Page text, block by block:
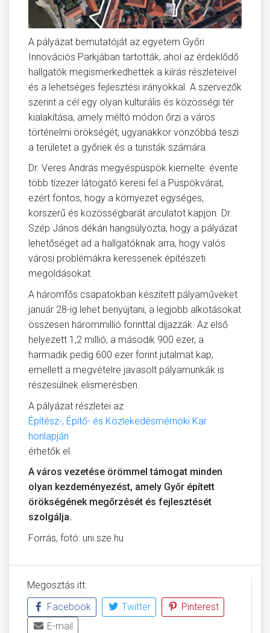
A pályázat bemutatóját az egyetem Győri
Innovációs Parkjában tartották, ahol az érdeklődő
hallgatók megismerkedhettek a kiírás részleteivel
és a lehetséges fejlesztési irányokkal. A szervezők
szerint a cél egy olyan kulturális és közösségi tér
kialakítása, amely méltó módon őrzi a város
történelmi örökségét, ugyanakkor vonzóbbá teszi
a területet a győriek és a turisták számára.
Dr. Veres András megyéspüspök kiemelte: évente
több tízezer látogató keresi fel a Püspökvárat,
ezért fontos, hogy a környezet egységes,
korszerű és közösségbarát arculatot kapjon. Dr.
Szép János dékán hangsúlyozta, hogy a pályázat
lehetőséget ad a hallgatóknak arra, hogy valós
városi problémákra keressenek építészeti
megoldásokat.
A háromfős csapatokban készített pályaműveket
január 28-ig lehet benyújtani, a legjobb alkotásokat
összesen hárommillió forinttal díjazzák. Az első
helyezett 1,2 millió, a második 900 ezer, a
harmadik pedig 600 ezer forint jutalmat kap,
emellett a megvételre javasolt pályamunkák is
részesülnek elismerésben.
A pályázat részletei az
Építész-, Építő- és Közlekedésmérnöki Kar
honlapján
érhetők el.
A város vezetése örömmel támogat minden
olyan kezdeményezést, amely Győr épített
örökségének megőrzését és fejlesztését
szolgálja.
Forrás, fotó: uni.sze.hu
Megosztás itt:
Facebook
Twitter
Pinterest
E-mail